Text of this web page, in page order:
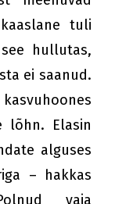
tuli
hullutas,
ei saanud.
lõhn. Elasin
alguses
– hakkas
vaja